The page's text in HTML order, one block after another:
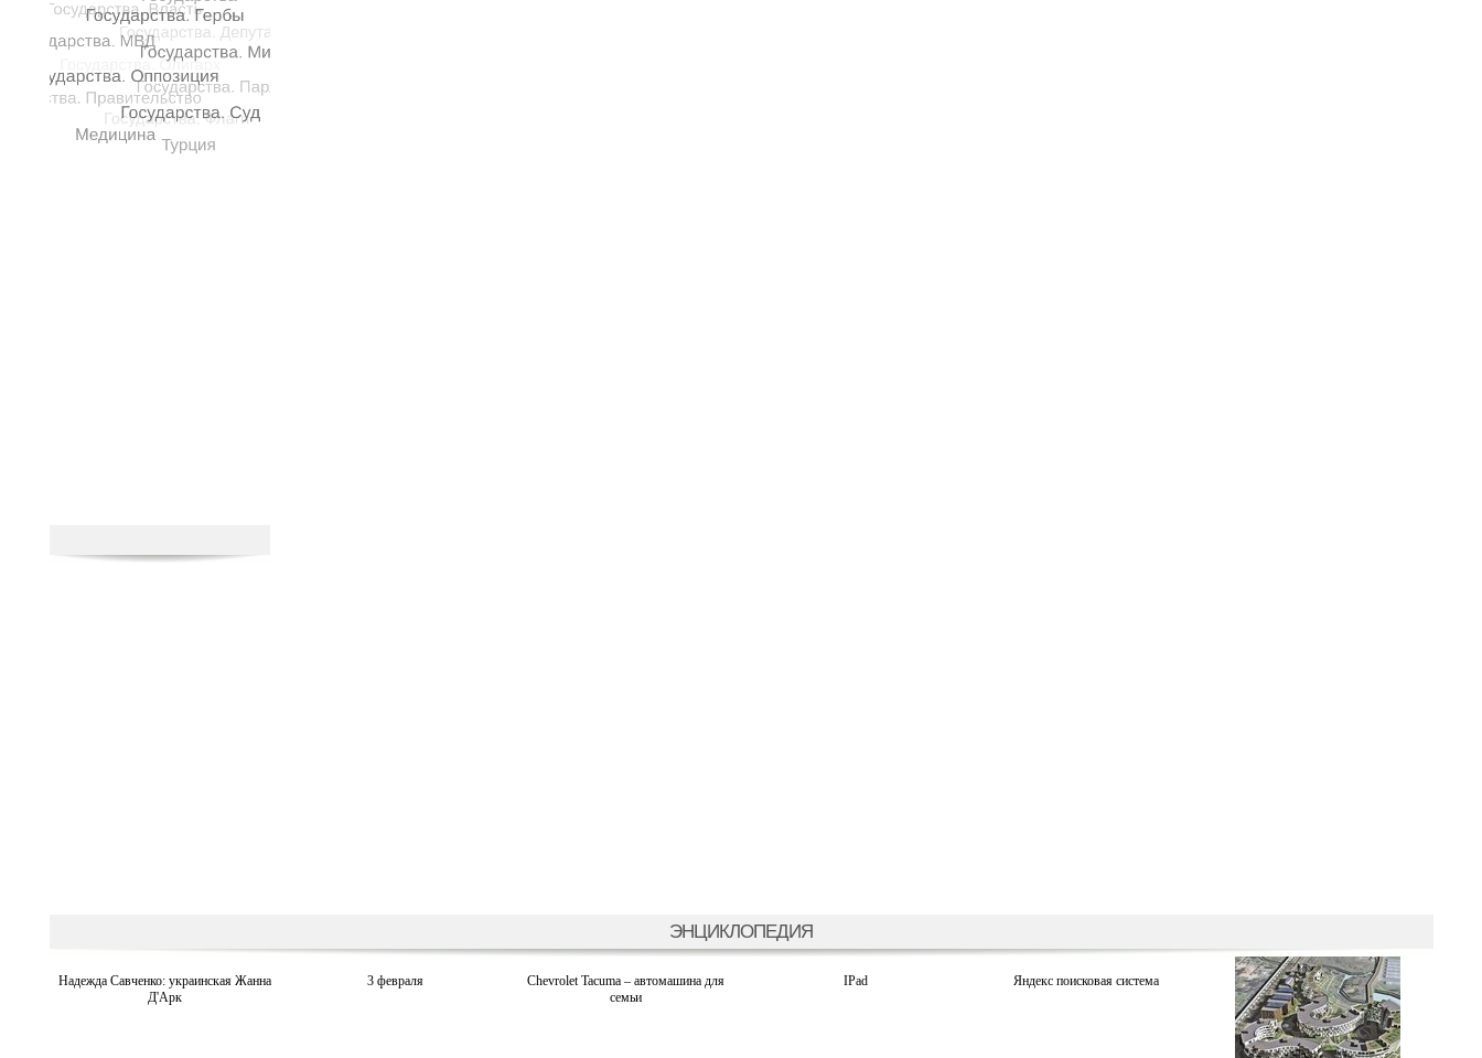
ЭНЦИКЛОПЕДИЯ
Надежда Савченко: украинская Жанна
Д'Арк
3 февраля
Chevrolet Tacuma – автомашина для
семьи
IPad Яндекс поисковая система